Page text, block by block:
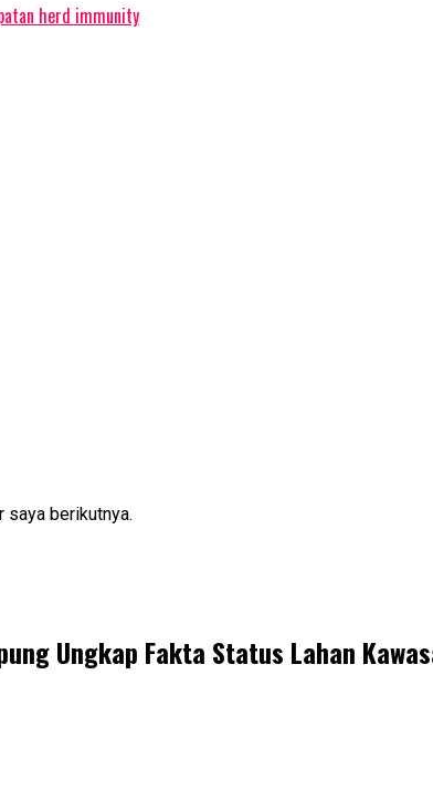
herd immunity
saya berikutnya.
Ungkap Fakta Status Lahan